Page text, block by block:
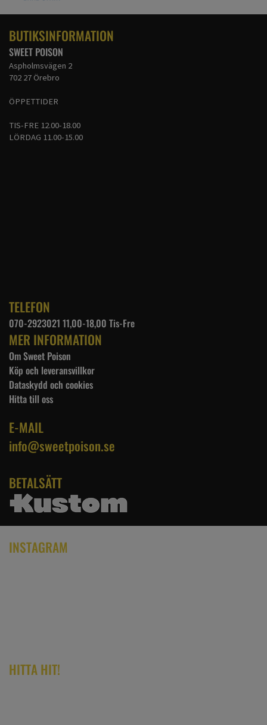
BUTIKSINFORMATION
SWEET POISON
Aspholmsvägen 2
702 27 Örebro
ÖPPETTIDER
TIS-FRE 12.00-18.00
LÖRDAG 11.00-15.00
TELEFON
070-2923021 11,00-18,00 Tis-Fre
MER INFORMATION
Om Sweet Poison
Köp och leveransvillkor
Dataskydd och cookies
Hitta till oss
E-MAIL
info@sweetpoison.se
BETALSÄTT
INSTAGRAM
HITTA HIT!